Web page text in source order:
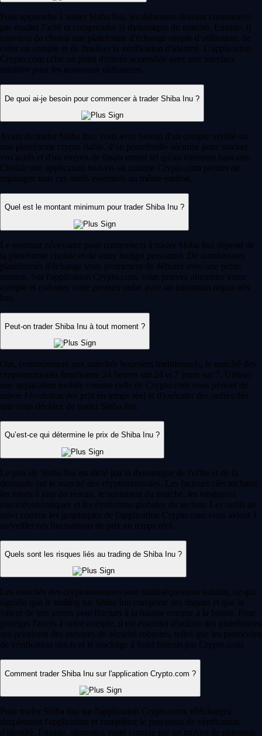
Pour apprendre à trader Shiba Inu, les débutants doivent commencer
par étudier l'actif et comprendre la dynamique du marché. Ensuite, il
convient de choisir une plateforme d'échange simple d'utilisation, de
créer un compte et de finaliser la vérification d'identité. L'application
Crypto.com offre un point d'entrée accessible avec une interface
intuitive pour les nouveaux utilisateurs.
De quoi ai-je besoin pour commencer à trader Shiba Inu ?
Avant de trader Shiba Inu, vous avez besoin d'un compte vérifié sur
une plateforme crypto fiable, d'un portefeuille sécurisé pour stocker
vos actifs et d'un moyen de financement tel qu'un virement bancaire.
Choisir une application tout-en-un comme Crypto.com permet de
regrouper tous ces outils essentiels au même endroit.
Quel est le montant minimum pour trader Shiba Inu ?
Le montant nécessaire pour commencer à trader Shiba Inu dépend de
la plateforme choisie et de votre budget personnel. De nombreuses
plateformes d'échange vous permettent de débuter avec une petite
somme. Sur l'application Crypto.com, vous pouvez alimenter votre
compte et exécuter votre premier ordre avec un minimum requis très
bas.
Peut-on trader Shiba Inu à tout moment ?
Oui, contrairement aux marchés boursiers traditionnels, le marché des
cryptomonnaies fonctionne 24 heures sur 24 et 7 jours sur 7. Utiliser
une application mobile comme celle de Crypto.com vous permet de
suivre l'évolution des prix en temps réel et d'exécuter des ordres dès
que vous décidez de trader Shiba Inu.
Qu’est-ce qui détermine le prix de Shiba Inu ?
Le prix de Shiba Inu est dicté par la dynamique de l'offre et de la
demande sur le marché des cryptomonnaies. Les facteurs clés incluent
les mises à jour du réseau, le sentiment du marché, les tendances
macroéconomiques et les évolutions globales du secteur. Les outils de
suivi comme les graphiques de l'application Crypto.com vous aident à
surveiller ces fluctuations de prix en temps réel.
Quels sont les risques liés au trading de Shiba Inu ?
Les marchés des cryptomonnaies sont intrinsèquement volatils, ce qui
signifie que le trading sur Shiba Inu comporte des risques et que la
valeur de vos avoirs peut fluctuer à la hausse comme à la baisse. Pour
protéger l'accès à votre compte, il est essentiel d'utiliser des plateformes
qui priorisent des mesures de sécurité robustes, telles que les protocoles
de vérification stricts et le stockage à froid fournis par Crypto.com.
Comment trader Shiba Inu sur l'application Crypto.com ?
Pour trader Shiba Inu sur l'application Crypto.com, téléchargez
simplement l'application et complétez le processus de vérification
d'identité. Ensuite, alimentez votre compte par un moyen de paiement